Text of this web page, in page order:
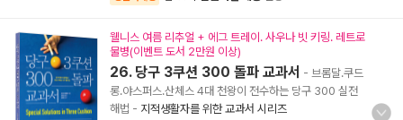
웰니스 여름 리추얼 + 에그 트레이. 사우나 빗 키링. 레트로
물병(이벤트 도서 2만원 이상)
26. 당구 3쿠션 300 돌파 교과서 - 브롬달.쿠드
롱.야스퍼스.산체스 4대 천왕이 전수하는 당구 300 실전
해법 - 지적생활자를 위한 교과서 시리즈